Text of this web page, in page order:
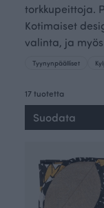
torkkupeittoja.
Kotimaiset
valinta, ja
Tyynynpäälliset
17 tuotetta
Suodata